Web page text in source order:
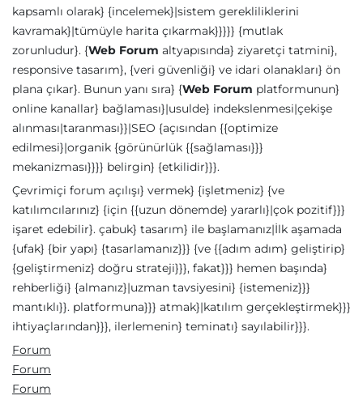
kapsamlı olarak} {incelemek}|sistem gerekliliklerini
kavramak}|tümüyle harita çıkarmak}}}}} {mutlak
zorunludur}. {Web Forum altyapısında} ziyaretçi tatmini},
responsive tasarım}, {veri güvenliği} ve idari olanakları} ön
plana çıkar}. Bunun yanı sıra} {Web Forum platformunun}
online kanallar} bağlaması}|usulde} indekslenmesi|çekişe
alınması|taranması}}|SEO {açısından {{optimize
edilmesi}|organik {görünürlük {{sağlaması}}}
mekanizması}}}} belirgin} {etkilidir}}}.
Çevrimiçi forum açılışı} vermek} {işletmeniz} {ve
katılımcılarınız} {için {{uzun dönemde} yararlı}|çok pozitif}}}
işaret edebilir}. çabuk} tasarım} ile başlamanız|İlk aşamada
{ufak} {bir yapı} {tasarlamanız}}} {ve {{adım adım} geliştirip}
{geliştirmeniz} doğru strateji}}}, fakat}}} hemen başında}
rehberliği} {almanız}|uzman tavsiyesini} {istemeniz}}}
mantıklı}}. platformuna}}} atmak}|katılım gerçekleştirmek}}}
ihtiyaçlarından}}}, ilerlemenin} teminatı} sayılabilir}}}.
Forum
Forum
Forum